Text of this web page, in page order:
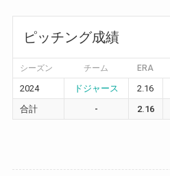
ピッチング成績
シーズン チーム ERA
2024 ドジャース 2.16
合計
- 2.16